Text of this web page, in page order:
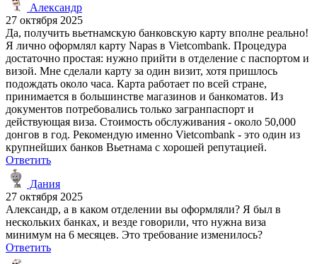
Александр
27 октября 2025
Да, получить вьетнамскую банковскую карту вполне реально!
Я лично оформлял карту Napas в Vietcombank. Процедура
достаточно простая: нужно прийти в отделение с паспортом и
визой. Мне сделали карту за один визит, хотя пришлось
подождать около часа. Карта работает по всей стране,
принимается в большинстве магазинов и банкоматов. Из
документов потребовались только загранпаспорт и
действующая виза. Стоимость обслуживания - около 50,000
донгов в год. Рекомендую именно Vietcombank - это один из
крупнейших банков Вьетнама с хорошей репутацией.
Ответить
Дания
27 октября 2025
Александр, а в каком отделении вы оформляли? Я был в
нескольких банках, и везде говорили, что нужна виза
минимум на 6 месяцев. Это требование изменилось?
Ответить